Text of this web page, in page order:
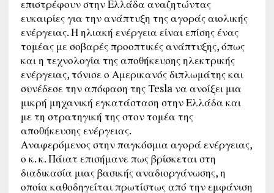
επιστρέφουν στην Ελλάδα αναζητώντας
ευκαιρίες για την ανάπτυξη της αγοράς αιολικής
ενέργειας. Η ηλιακή ενέργεια είναι επίσης ένας
τομέας με σοβαρές προοπτικές ανάπτυξης, όπως
και η τεχνολογία της αποθήκευσης ηλεκτρικής
ενέργειας, τόνισε ο Αμερικανός διπλωμάτης και
συνέδεσε την απόφαση της Tesla να ανοίξει μια
μικρή μηχανική εγκατάσταση στην Ελλάδα και
με τη στρατηγική της στον τομέα της
αποθήκευσης ενέργειας.
Αναφερόμενος στην παγκόσμια αγορά ενέργειας,
ο κ. κ. Πάιατ επισήμανε πως βρίσκεται στη
διαδικασία μιας βασικής αναδιοργάνωσης, η
οποία καθοδηγείται πρωτίστως από την εμφάνιση